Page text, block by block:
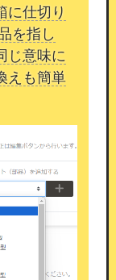
善を継続して
しくお願い
26/03/25 15:20
誠にありが
ルWPコン
たのでご案
に仕切り
を指し
じ意味に
えも簡単